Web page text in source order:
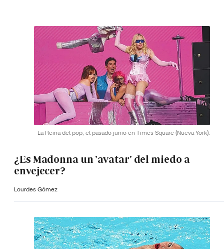
La Reina del pop, el pasado junio en Times Square (Nueva York).
¿Es Madonna un 'avatar' del miedo a
envejecer?
Lourdes Gómez